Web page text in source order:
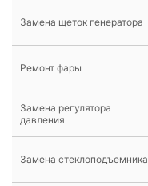
Замена щеток генератора
Ремонт фары
Замена регулятора
давления
Замена стеклоподъемника